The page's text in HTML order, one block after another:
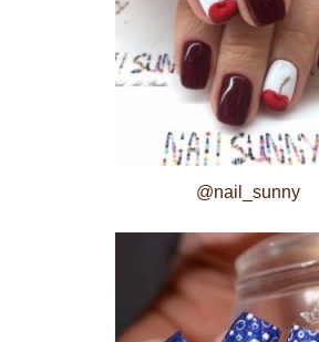
@nail_sunny